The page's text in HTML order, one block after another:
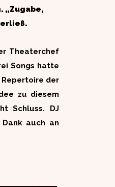
„Zugabe,
Theaterchef
Songs hatte
der
zu diesem
Schluss. DJ
auch an